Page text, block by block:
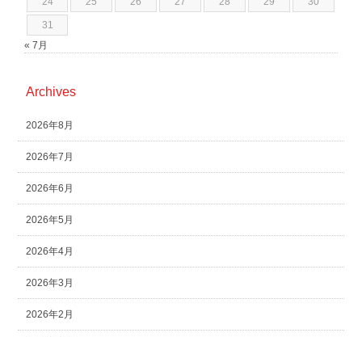
31
« 7月
Archives
2026年8月
2026年7月
2026年6月
2026年5月
2026年4月
2026年3月
2026年2月